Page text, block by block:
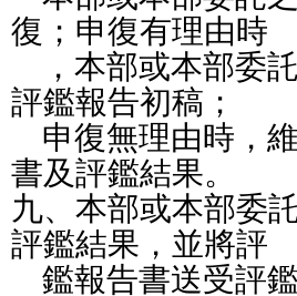
復；申復有理由時
，本部或本部委
評鑑報告初稿；
申復無理由時，
書及評鑑結果。
九、本部或本部委
評鑑結果，並將評
鑑報告書送受評鑑